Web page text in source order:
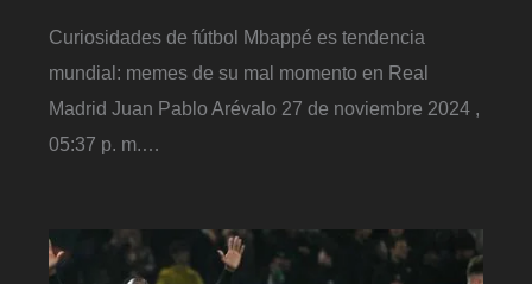
Curiosidades de fútbol Mbappé es tendencia
mundial: memes de su mal momento en Real
Madrid Juan Pablo Arévalo 27 de noviembre 2024 ,
05:37 p. m.…